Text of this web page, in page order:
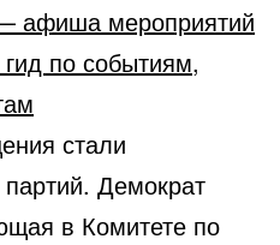
афиша мероприятий
по событиям,
стали
Демократ
в Комитете по